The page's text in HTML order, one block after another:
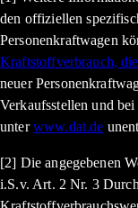
den offiziellen
Personenkraftwagen
Kraftstoffverbrauch,
neuer
Verkaufsstellen und
unterwww.dat.de
[2] Die angegebenen
i.S.v. Art. 2 Nr. 3